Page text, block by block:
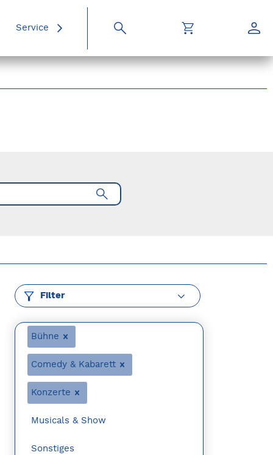
Service Suche Warenkorb Konto
Filter
Bühne
Comedy & Kabarett
Konzerte
Musicals & Show
Sonstiges